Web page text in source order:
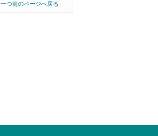
一つ前のページへ戻る